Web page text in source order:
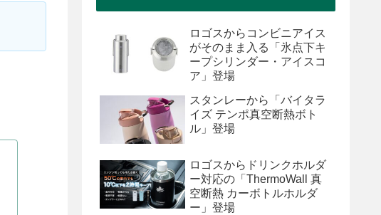
ロゴスからコンビニアイス
がそのまま入る「氷点下キ
ープシリンダー・アイスコ
ア」登場
スタンレーから「バイタラ
イズ テンポ真空断熱ボト
ル」登場
ロゴスからドリンクホルダ
ー対応の「ThermoWall 真
空断熱 カーボトルホルダ
ー」登場